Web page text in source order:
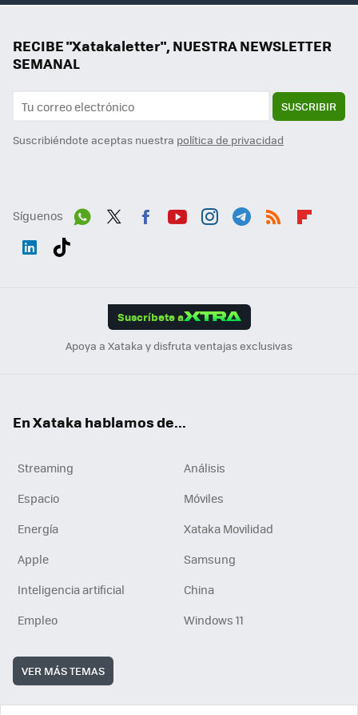
RECIBE "Xatakaletter", NUESTRA NEWSLETTER
SEMANAL
SUSCRIBIR
Suscribiéndote aceptas nuestra política de privacidad
Síguenos
Suscríbete a
Apoya a Xataka y disfruta ventajas exclusivas
En Xataka hablamos de...
Streaming
Análisis
Espacio
Móviles
Energía
Xataka Movilidad
Apple
Samsung
Inteligencia artificial
China
Empleo
Windows 11
VER MÁS TEMAS